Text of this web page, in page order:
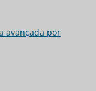
avançada por